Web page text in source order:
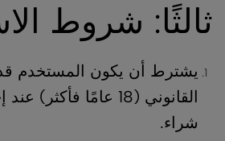
ثالثًا: شروط
يشترط أن يكون المستخدم
القانوني (18 عامًا
شراء.